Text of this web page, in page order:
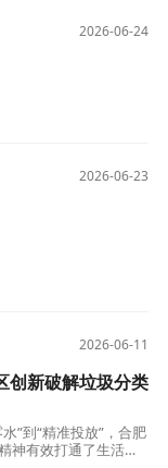
2026-06-24
2026-06-23
2026-06-11
创新破解垃圾分类
”到“精准投放”，合肥
神有效打通了生活垃